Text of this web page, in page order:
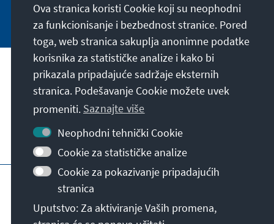
Jetzt abonnieren
Naša misija
Kontakt
Ostalo u ponudi naše fondacije
Impresum Zaštita podataka
Uslovi korišćenja
Erklärung zur Barrierefreiheit
Mapa stranice
Ova stranica koristi Cookie koji su neophodni
za funkcionisanje i bezbednost stranice. Pored
toga, web stranica sakuplja anonimne podatke
korisnika za statističke analize i kako bi
prikazala pripadajuće sadržaje eksternih
stranica. Podešavanje Cookie možete uvek
promeniti. Saznajte više
Neophodni tehnički Cookie
Cookie za statističke analize
Cookie za pokazivanje pripadajućih
stranica
Uputstvo: Za aktiviranje Vaših promena,